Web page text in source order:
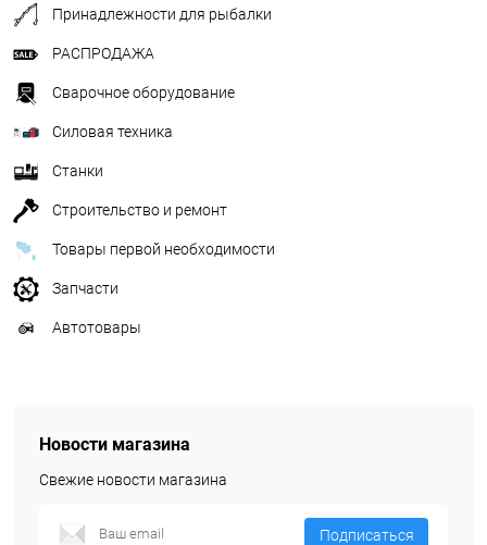
Принадлежности для рыбалки
РАСПРОДАЖА
Сварочное оборудование
Силовая техника
Станки
Строительство и ремонт
Товары первой необходимости
Запчасти
Автотовары
Новости магазина
Свежие новости магазина
Подписаться